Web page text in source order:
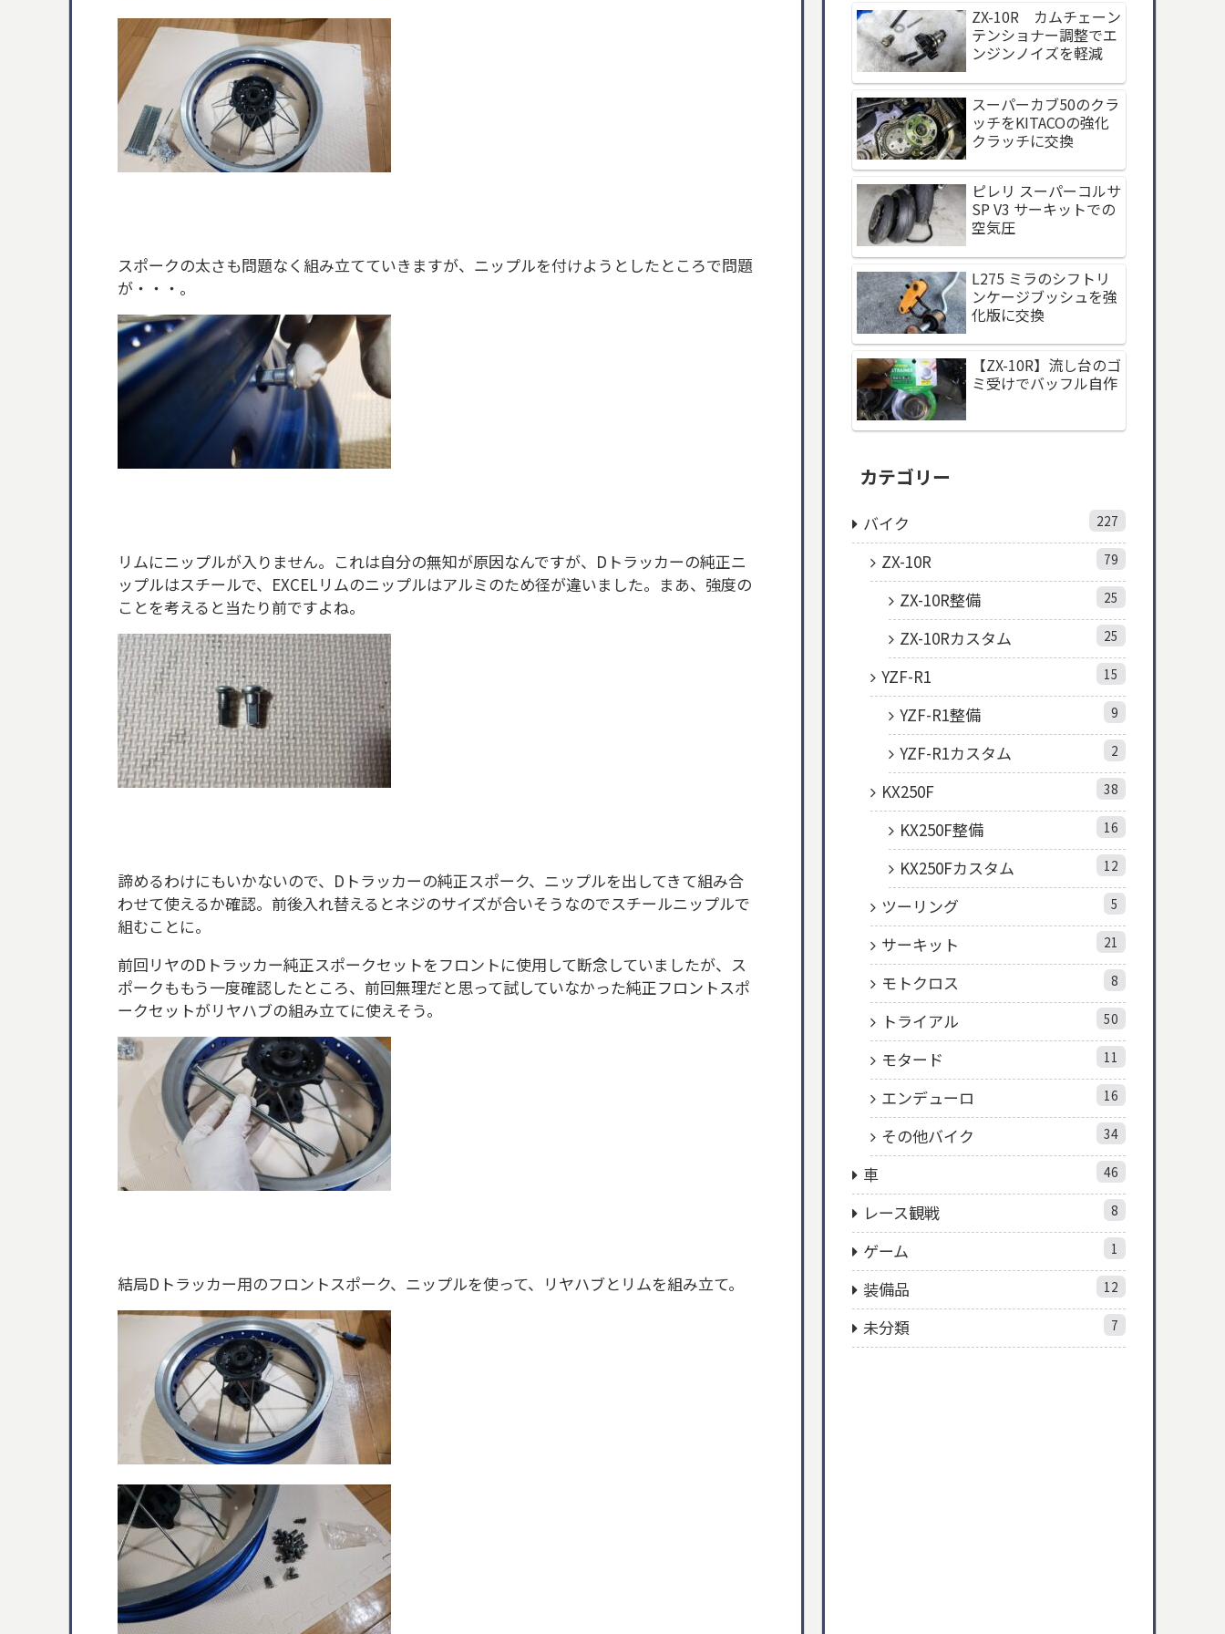
スポークの太さも問題なく組み立てていきますが、ニップルを付けようとしたところで問題
が・・・。
リムにニップルが入りません。これは自分の無知が原因なんですが、Dトラッカーの純正ニ
ップルはスチールで、EXCELリムのニップルはアルミのため径が違いました。まあ、強度の
ことを考えると当たり前ですよね。
諦めるわけにもいかないので、Dトラッカーの純正スポーク、ニップルを出してきて組み合
わせて使えるか確認。前後入れ替えるとネジのサイズが合いそうなのでスチールニップルで
組むことに。
前回リヤのDトラッカー純正スポークセットをフロントに使用して断念していましたが、ス
ポークももう一度確認したところ、前回無理だと思って試していなかった純正フロントスポ
ークセットがリヤハブの組み立てに使えそう。
結局Dトラッカー用のフロントスポーク、ニップルを使って、リヤハブとリムを組み立て。
ZX-10R カムチェーン
テンショナー調整でエ
ンジンノイズを軽減
スーパーカブ50のクラ
ッチをKITACOの強化
クラッチに交換
ピレリ スーパーコルサ
SP V3 サーキットでの
空気圧
L275 ミラのシフトリ
ンケージブッシュを強
化版に交換
【ZX-10R】流し台のゴ
ミ受けでバッフル自作
カテゴリー
バイク 227
ZX-10R 79
ZX-10R整備 25
ZX-10Rカスタム 25
YZF-R1 15
YZF-R1整備 9
YZF-R1カスタム 2
KX250F 38
KX250F整備 16
KX250Fカスタム 12
ツーリング 5
サーキット 21
モトクロス 8
トライアル 50
モタード 11
エンデューロ 16
その他バイク 34
車 46
レース観戦 8
ゲーム 1
装備品 12
未分類 7